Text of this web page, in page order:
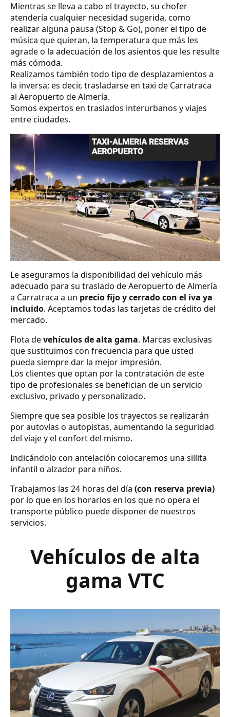
Mientras se lleva a cabo el trayecto, su chofer
atendería cualquier necesidad sugerida, como
realizar alguna pausa (Stop & Go), poner el tipo de
música que quieran, la temperatura que más les
agrade o la adecuación de los asientos que les resulte
más cómoda.
Realizamos también todo tipo de desplazamientos a
la inversa; es decir, trasladarse en taxi de Carratraca
al Aeropuerto de Almería.
Somos expertos en traslados interurbanos y viajes
entre ciudades.
Le aseguramos la disponibilidad del vehículo más
adecuado para su traslado de Aeropuerto de Almería
a Carratraca a un precio fijo y cerrado con el iva ya
incluido. Aceptamos todas las tarjetas de crédito del
mercado.
Flota devehículos de alta gama. Marcas exclusivas
que sustituimos con frecuencia para que usted
pueda siempre dar la mejor impresión.
Los clientes que optan por la contratación de este
tipo de profesionales se benefician de un servicio
exclusivo, privado y personalizado.
Siempre que sea posible los trayectos se realizarán
por autovías o autopistas, aumentando la seguridad
del viaje y el confort del mismo.
Indicándolo con antelación colocaremos una sillita
infantil o alzador para niños.
Trabajamos las 24 horas del día (con reserva previa)
por lo que en los horarios en los que no opera el
transporte público puede disponer de nuestros
servicios.
Vehículos de alta
gama VTC